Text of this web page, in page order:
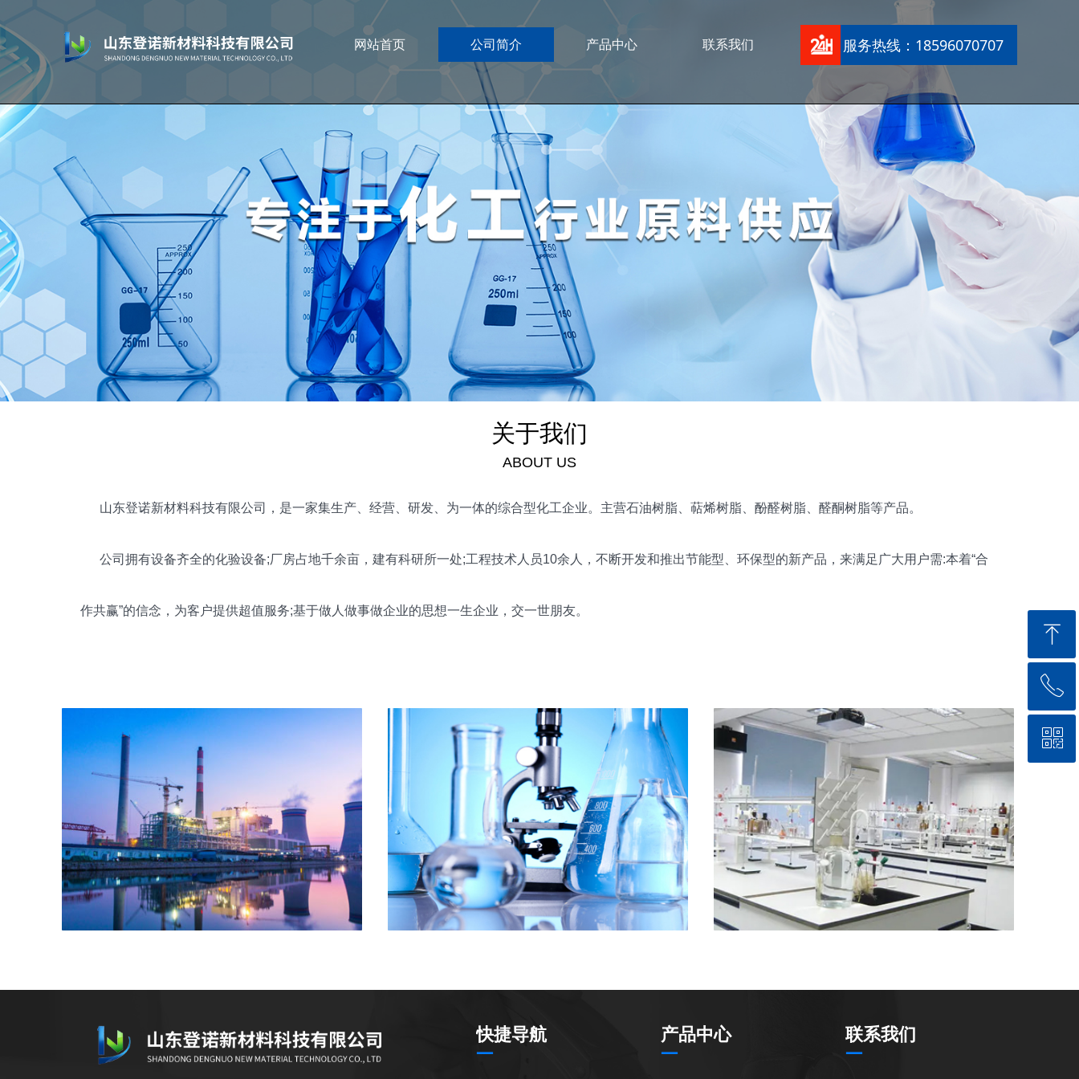
网站首页 公司简介 产品中心 联系我们 服务热线：18596070707
关于我们
ABOUT US
山东登诺新材料科技有限公司，是一家集生产、经营、研发、为一体的综合型化工企业。主营石油树脂、萜烯树脂、酚醛树脂、醛酮树脂等产品。
公司拥有设备齐全的化验设备;厂房占地千余亩，建有科研所一处;工程技术人员10余人，不断开发和推出节能型、环保型的新产品，来满足广大用户需:本着“合
作共赢”的信念，为客户提供超值服务;基于做人做事做企业的思想一生企业，交一世朋友。
快捷导航
—
产品中心
—
联系我们
—
ꁸ
回到顶部
ꂅ
18596070707
ꀥ